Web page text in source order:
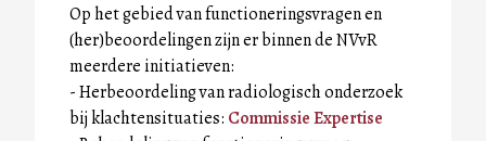
Op het gebied van functioneringsvragen en
(her)beoordelingen zijn er binnen de NVvR
meerdere initiatieven:
- Herbeoordeling van radiologisch onderzoek
bij klachtensituaties: Commissie Expertise